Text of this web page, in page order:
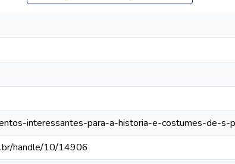
interessantes-para-a-historia-e-costumes-de-
handle/10/14906